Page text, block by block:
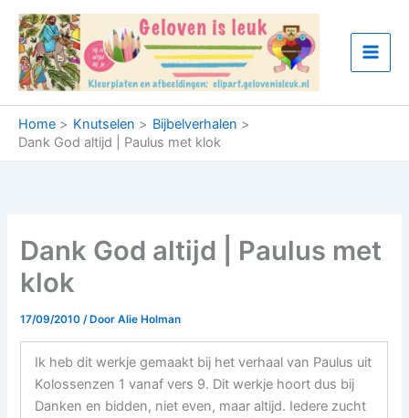
naar
inhoud
Home Knutselen
Bijbelverhalen
Dank God altijd | Paulus met klok
Dank God altijd | Paulus met
klok
17/09/2010/ DoorAlie Holman
Ik heb dit werkje gemaakt bij het verhaal van Paulus uit
Kolossenzen 1 vanaf vers 9. Dit werkje hoort dus bij
Danken en bidden, niet even, maar altijd. Iedere zucht